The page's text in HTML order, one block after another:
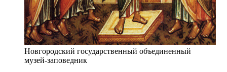
Новгородский государственный объединенный
музей-заповедник